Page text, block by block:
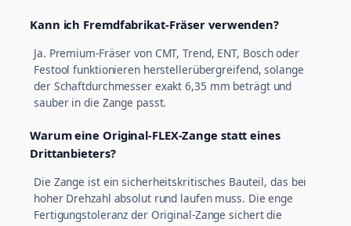
Kann ich Fremdfabrikat-Fräser verwenden?
Ja. Premium-Fräser von CMT, Trend, ENT, Bosch oder
Festool funktionieren herstellerübergreifend, solange
der Schaftdurchmesser exakt 6,35 mm beträgt und
sauber in die Zange passt.
Warum eine Original-FLEX-Zange statt eines
Drittanbieters?
Die Zange ist ein sicherheitskritisches Bauteil, das bei
hoher Drehzahl absolut rund laufen muss. Die enge
Fertigungstoleranz der Original-Zange sichert die